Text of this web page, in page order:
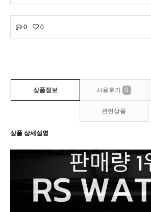
0 0
상품정보 사용후기 0
관련상품
상품 상세설명